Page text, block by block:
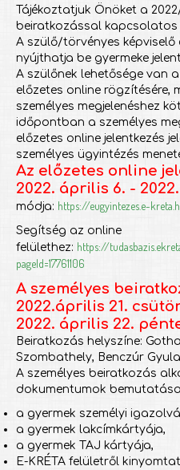
Tájékoztatjuk Önöket a
beiratkozással
A szülő/törvényes
nyújthatja be gyermeke
A szülőnek lehetősége van
előzetes online rögzítésére,
személyes megjelenéshez
időpontban a személyes
előzetes online jelentkezés
személyes ügyintézés
Az előzetes online
2022. április 6. -
módja: https://eugyintezes.e-
Segítség az online
felülethez: https://
pageId=17761106
A személyes
2022.április 21.
2022. április 22.
Beiratkozás helyszíne:
Szombathely, Benczúr
A személyes beiratkozás
dokumentumok
a gyermek személyi
a gyermek lakcímkártyája,
a gyermek TAJ kártyája,
E-KRÉTA felületről